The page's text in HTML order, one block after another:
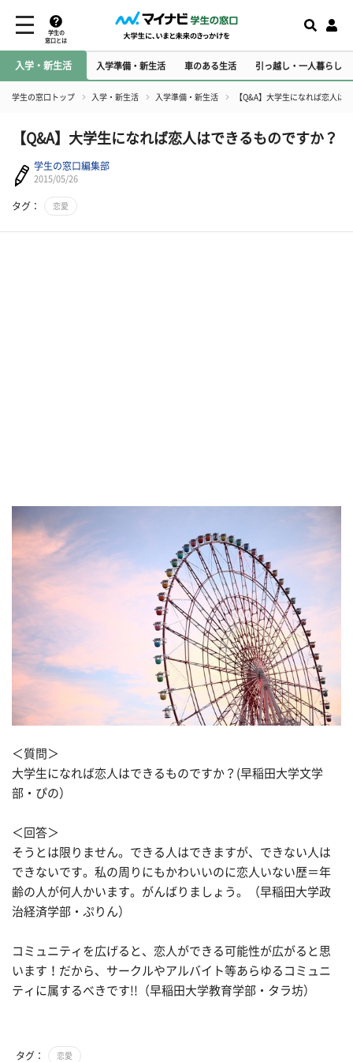
学生の
窓口とは
入学・新生活 入学準備・新生活 車のある生活 引っ越し・一人暮らし
学生の窓口トップ 入学・新生活 入学準備・新生活 【Q&A】大学生になれば恋人は
【Q&A】大学生になれば恋人はできるものですか？
学生の窓口編集部
2015/05/26
タグ： 恋愛
＜質問＞
大学生になれば恋人はできるものですか？(早稲田大学文学
部・ぴの）
＜回答＞
そうとは限りません。できる人はできますが、できない人は
できないです。私の周りにもかわいいのに恋人いない歴＝年
齢の人が何人かいます。がんばりましょう。（早稲田大学政
治経済学部・ぷりん）
コミュニティを広げると、恋人ができる可能性が広がると思
います！だから、サークルやアルバイト等あらゆるコミュニ
ティに属するべきです!!（早稲田大学教育学部・タラ坊）
タグ： 恋愛